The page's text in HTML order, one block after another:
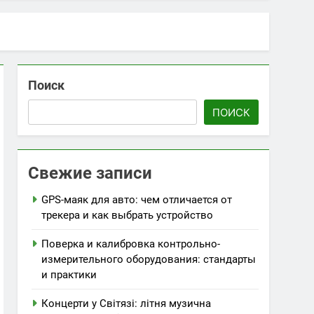
та стилю
Поиск
ПОИСК
Свежие записи
GPS-маяк для авто: чем отличается от
трекера и как выбрать устройство
Поверка и калибровка контрольно-
измерительного оборудования: стандарты
и практики
Концерти у Світязі: літня музична